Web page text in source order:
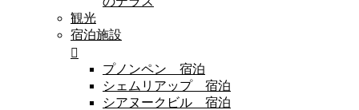
観光
宿泊施設
プノンペン 宿泊
シェムリアップ 宿泊
シアヌークビル 宿泊